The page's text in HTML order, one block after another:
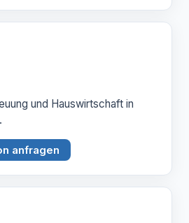
und Hauswirtschaft in
anfragen